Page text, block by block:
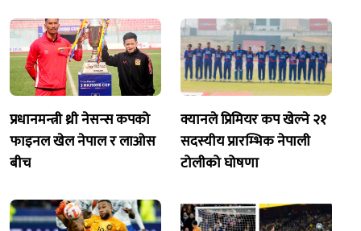
प्रधानमन्त्री थ्री नेसन्स कपको
फाइनल खेल नेपाल र लाओस
बीच
क्यानले प्रिमियर कप खेल्ने २१
सदस्यीय प्रारम्भिक नेपाली
टोलीको घोषणा